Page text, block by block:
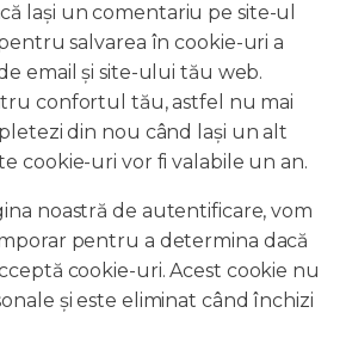
lași un comentariu pe site-ul
salvarea în cookie-uri a
email și site-ului tău web.
confortul tău, astfel nu mai
din nou când lași un alt
cookie-uri vor fi valabile un an.
noastră de autentificare, vom
pentru a determina dacă
cookie-uri. Acest cookie nu
și este eliminat când închizi